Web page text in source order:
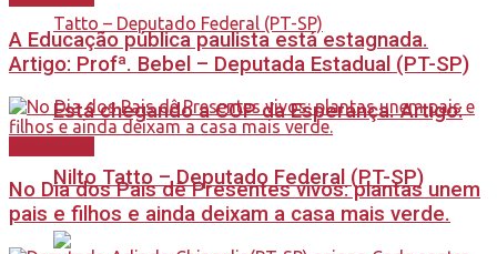
Está chegando a COP da Esperança. Artigo:
Nilto Tatto – Deputado Federal (PT-SP)
A Educação pública paulista está estagnada.
Artigo: Profª. Bebel – Deputada Estadual (PT-SP)
No Dia dos Pais dê Presentes vivos: plantas unem
pais e filhos e ainda deixam a casa mais verde.